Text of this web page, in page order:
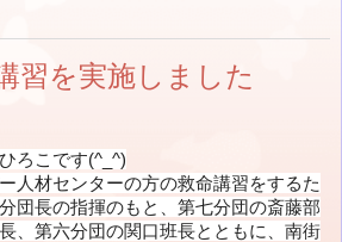
習を実施しました
ろこです(^_^)
人材センターの方の救命講習をするた
団長の指揮のもと、第七分団の斎藤部
、第六分団の関口班長とともに、南街